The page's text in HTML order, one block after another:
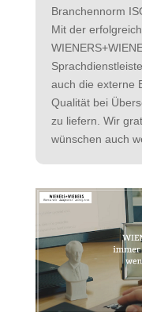
Branchennorm
Mit der
auch die externe
Qualität bei
zu liefern. Wir
wünschen auch